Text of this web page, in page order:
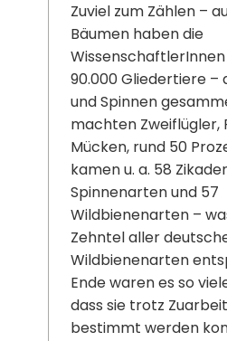
Zuviel zum Zählen –
Bäumen haben die
90.000 Gliedertiere –
und Spinnen
machten Zweiflügler,
Mücken, rund 50
kamen u. a. 58
Spinnenarten und 57
Wildbienenarten –
Zehntel aller
Wildbienenarten
Ende waren es so
dass sie trotz
bestimmt werden